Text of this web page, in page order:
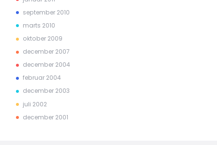
september 2010
marts 2010
oktober 2009
december 2007
december 2004
februar 2004
december 2003
juli 2002
december 2001